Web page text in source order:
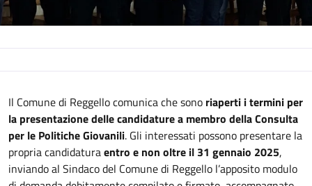
Descrizione
Il Comune di Reggello comunica che sono riaperti i termini per
la presentazione delle candidature a membro della Consulta
per le Politiche Giovanili. Gli interessati possono presentare la
propria candidaturaentro e non oltre il 31 gennaio 2025,
inviando al Sindaco del Comune di Reggello l’apposito modulo